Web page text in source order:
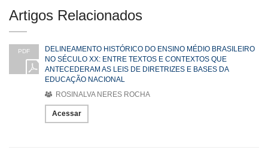
Artigos Relacionados
PDF
DELINEAMENTO HISTÓRICO DO ENSINO MÉDIO BRASILEIRO
NO SÉCULO XX: ENTRE TEXTOS E CONTEXTOS QUE
ANTECEDERAM AS LEIS DE DIRETRIZES E BASES DA
EDUCAÇÃO NACIONAL
ROSINALVA NERES ROCHA
Acessar